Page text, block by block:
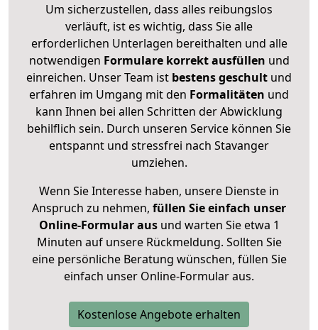
Um sicherzustellen, dass alles reibungslos
verläuft, ist es wichtig, dass Sie alle
erforderlichen Unterlagen bereithalten und alle
notwendigen Formulare korrekt ausfüllen und
einreichen. Unser Team ist bestens geschult und
erfahren im Umgang mit den Formalitäten und
kann Ihnen bei allen Schritten der Abwicklung
behilflich sein. Durch unseren Service können Sie
entspannt und stressfrei nach Stavanger
umziehen.
Wenn Sie Interesse haben, unsere Dienste in
Anspruch zu nehmen, füllen Sie einfach unser
Online-Formular ausund warten Sie etwa 1
Minuten auf unsere Rückmeldung. Sollten Sie
eine persönliche Beratung wünschen, füllen Sie
einfach unser Online-Formular aus.
Kostenlose Angebote erhalten